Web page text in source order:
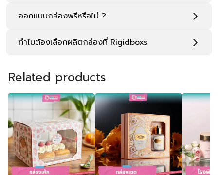
ออกแบบกล่องฟรีหรือไม่ ?
ทำไมต้องเลือกผลิตกล่องที่ Rigidboxs
Related products